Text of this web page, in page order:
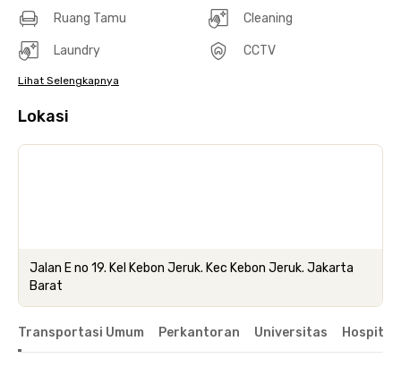
Ruang Tamu Cleaning
Laundry CCTV
Lihat Selengkapnya
Lokasi
Jalan E no 19. Kel Kebon Jeruk. Kec Kebon Jeruk. Jakarta
Barat
Transportasi Umum Perkantoran Universitas Hospital